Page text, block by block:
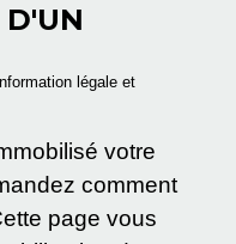
légale et
votre
comment
page vous